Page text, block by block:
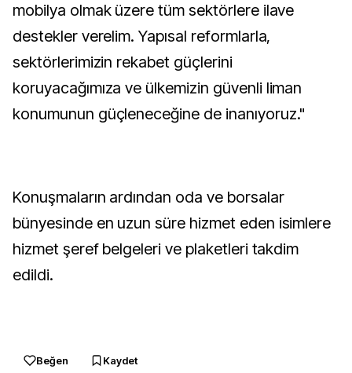
mobilya olmak üzere tüm sektörlere ilave
destekler verelim. Yapısal reformlarla,
sektörlerimizin rekabet güçlerini
koruyacağımıza ve ülkemizin güvenli liman
konumunun güçleneceğine de inanıyoruz."
Konuşmaların ardından oda ve borsalar
bünyesinde en uzun süre hizmet eden isimlere
hizmet şeref belgeleri ve plaketleri takdim
edildi.
Beğen Kaydet